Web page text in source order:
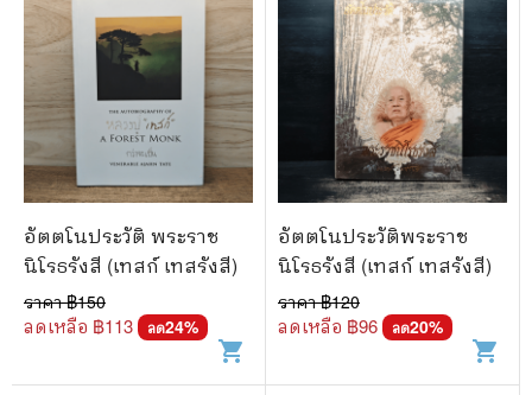
อัตตโนประวัติ พระราช
นิโรธรังสี (เทสก์ เทสรังสี)
ราคา ฿150
ลดเหลือ ฿113 ลด24%
shopping_cart
อัตตโนประวัติพระราช
นิโรธรังสี (เทสก์ เทสรังสี)
ราคา ฿120
ลดเหลือ ฿96 ลด20%
shopping_cart